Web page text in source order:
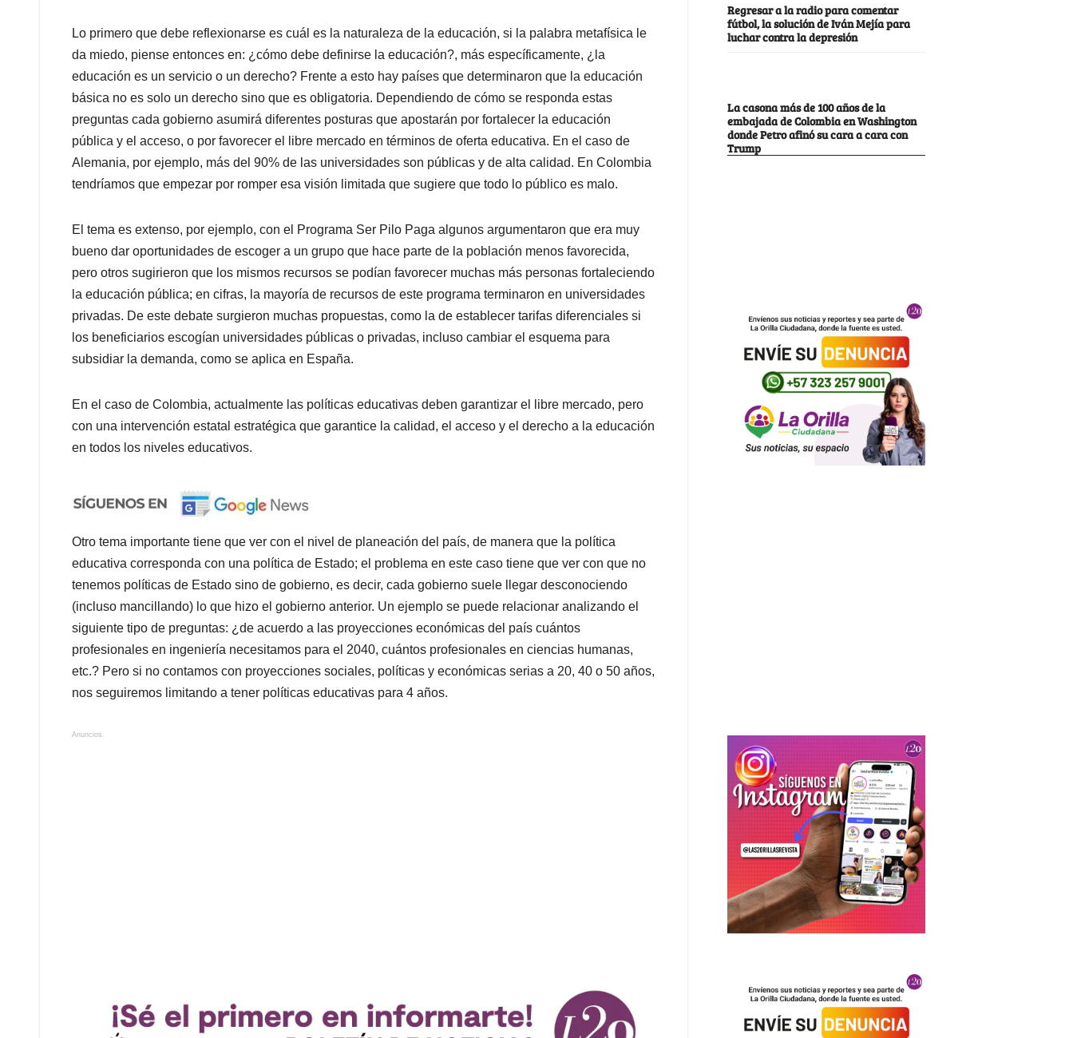
Lo primero que debe reflexionarse es cuál es la naturaleza de la educación, si la palabra metafísica le
da miedo, piense entonces en: ¿cómo debe definirse la educación?, más específicamente, ¿la
educación es un servicio o un derecho? Frente a esto hay países que determinaron que la educación
básica no es solo un derecho sino que es obligatoria. Dependiendo de cómo se responda estas
preguntas cada gobierno asumirá diferentes posturas que apostarán por fortalecer la educación
pública y el acceso, o por favorecer el libre mercado en términos de oferta educativa. En el caso de
Alemania, por ejemplo, más del 90% de las universidades son públicas y de alta calidad. En Colombia
tendríamos que empezar por romper esa visión limitada que sugiere que todo lo público es malo.
El tema es extenso, por ejemplo, con el Programa Ser Pilo Paga algunos argumentaron que era muy
bueno dar oportunidades de escoger a un grupo que hace parte de la población menos favorecida,
pero otros sugirieron que los mismos recursos se podían favorecer muchas más personas fortaleciendo
la educación pública; en cifras, la mayoría de recursos de este programa terminaron en universidades
privadas. De este debate surgieron muchas propuestas, como la de establecer tarifas diferenciales si
los beneficiarios escogían universidades públicas o privadas, incluso cambiar el esquema para
subsidiar la demanda, como se aplica en España.
En el caso de Colombia, actualmente las políticas educativas deben garantizar el libre mercado, pero
con una intervención estatal estratégica que garantice la calidad, el acceso y el derecho a la educación
en todos los niveles educativos.
Otro tema importante tiene que ver con el nivel de planeación del país, de manera que la política
educativa corresponda con una política de Estado; el problema en este caso tiene que ver con que no
tenemos políticas de Estado sino de gobierno, es decir, cada gobierno suele llegar desconociendo
(incluso mancillando) lo que hizo el gobierno anterior. Un ejemplo se puede relacionar analizando el
siguiente tipo de preguntas: ¿de acuerdo a las proyecciones económicas del país cuántos
profesionales en ingeniería necesitamos para el 2040, cuántos profesionales en ciencias humanas,
etc.? Pero si no contamos con proyecciones sociales, políticas y económicas serias a 20, 40 o 50 años,
nos seguiremos limitando a tener políticas educativas para 4 años.
Anuncios.
Regresar a la radio para comentar
fútbol, la solución de Iván Mejía para
luchar contra la depresión
La casona más de 100 años de la
embajada de Colombia en Washington
donde Petro afinó su cara a cara con
Trump